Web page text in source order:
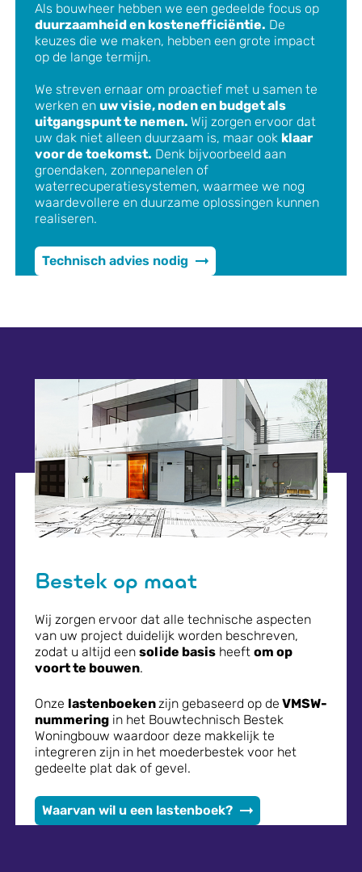
Als bouwheer hebben we een gedeelde focus op
duurzaamheid en kostenefficiëntie. De
keuzes die we maken, hebben een grote impact
op de lange termijn.
We streven ernaar om proactief met u samen te
werken en uw visie, noden en budget als
uitgangspunt te nemen. Wij zorgen ervoor dat
uw dak niet alleen duurzaam is, maar ook klaar
voor de toekomst. Denk bijvoorbeeld aan
groendaken, zonnepanelen of
waterrecuperatiesystemen, waarmee we nog
waardevollere en duurzame oplossingen kunnen
realiseren.
Technisch advies nodig
Bestek op maat
Wij zorgen ervoor dat alle technische aspecten
van uw project duidelijk worden beschreven,
zodat u altijd een solide basisheeft om op
voort te bouwen.
Onze lastenboekenzijn gebaseerd op de VMSW-
nummeringin het Bouwtechnisch Bestek
Woningbouw waardoor deze makkelijk te
integreren zijn in het moederbestek voor het
gedeelte plat dak of gevel.
Waarvan wil u een lastenboek?